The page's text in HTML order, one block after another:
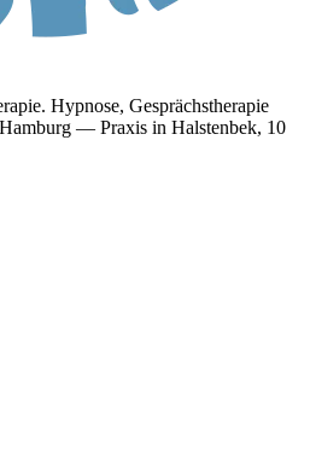
Hypnose, Gesprächstherapie
— Praxis in Halstenbek, 10